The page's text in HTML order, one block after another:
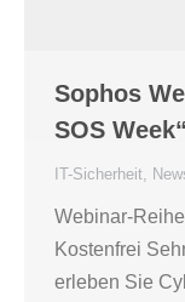
Sophos
SOS Week“
IT-Sicherheit
Webinar-Reihe
Kostenfrei
erleben Sie